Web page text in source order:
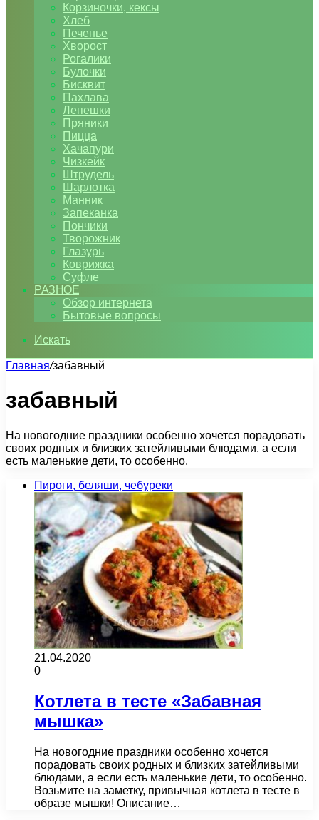
Корзиночки, кексы
Хлеб
Печенье
Хворост
Рогалики
Булочки
Бисквит
Пахлава
Лепешки
Пряники
Пицца
Хачапури
Чизкейк
Штрудель
Шарлотка
Манник
Запеканка
Пончики
Творожник
Глазурь
Коврижка
Суфле
РАЗНОЕ
Обзор интернета
Бытовые вопросы
Искать
Главная/забавный
забавный
На новогодние праздники особенно хочется порадовать
своих родных и близких затейливыми блюдами, а если
есть маленькие дети, то особенно.
Пироги, беляши, чебуреки
21.04.2020
0
Котлета в тесте «Забавная
мышка»
На новогодние праздники особенно хочется
порадовать своих родных и близких затейливыми
блюдами, а если есть маленькие дети, то особенно.
Возьмите на заметку, привычная котлета в тесте в
образе мышки! Описание…